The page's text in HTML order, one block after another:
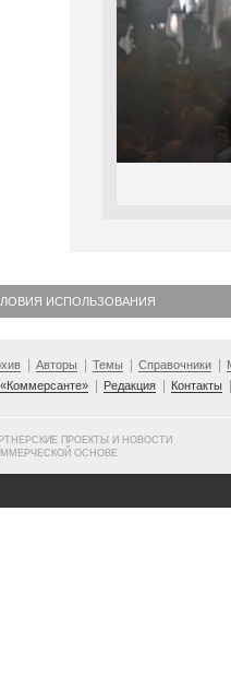
ИСПОЛЬЗОВАНИЯ
Авторы Темы Справочники
Редакция Контакты
ПРОЕКТЫ И НОВОСТИ
ОСНОВЕ